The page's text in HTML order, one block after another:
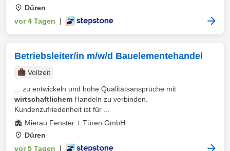
Düren
vor 4 Tagen
Betriebsleiter/in m/w/d Bauelementehandel
Vollzeit
... zu entwickeln und hohe Qualitätsansprüche mit
wirtschaftlichem Handeln zu verbinden.
Kundenzufriedenheit ist für ...
Mierau Fenster + Türen GmbH
Düren
vor 5 Tagen